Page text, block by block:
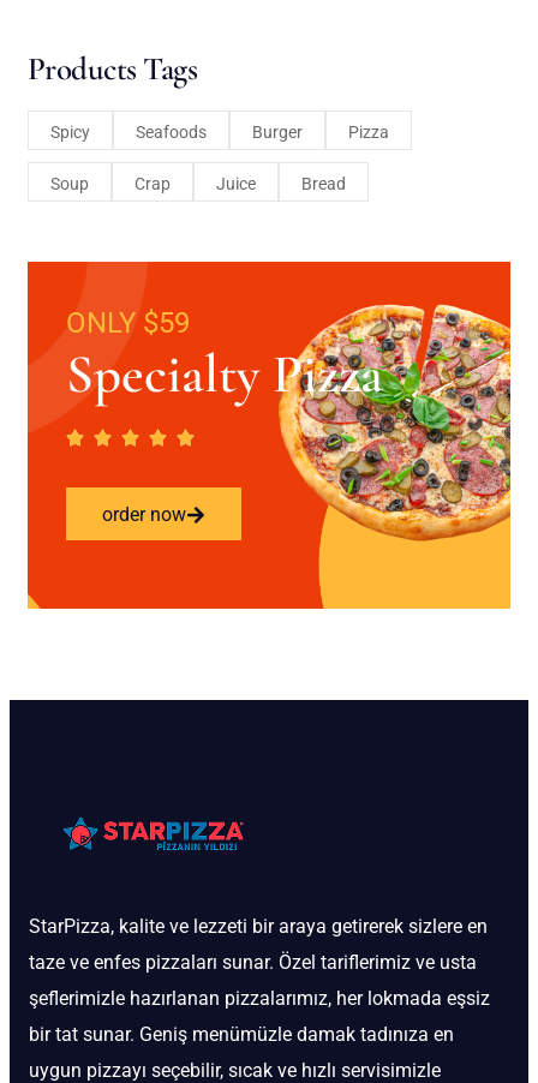
Products Tags
Spicy Seafoods Burger Pizza
Soup Crap Juice Bread
ONLY $59
Specialty Pizza
order now
StarPizza, kalite ve lezzeti bir araya getirerek sizlere en
taze ve enfes pizzaları sunar. Özel tariflerimiz ve usta
şeflerimizle hazırlanan pizzalarımız, her lokmada eşsiz
bir tat sunar. Geniş menümüzle damak tadınıza en
uygun pizzayı seçebilir, sıcak ve hızlı servisimizle